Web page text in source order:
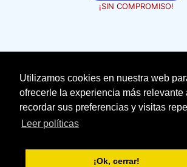
Utilizamos cookies en nuestra web
ofrecerle la experiencia más relevante
recordar sus preferencias y visitas
Leer políticas
¡Ok, cerrar!
¡SIN COMPROMISO!
fontanerosexpertos.com
Aviso Legal
With love ❤️ seoclic.com